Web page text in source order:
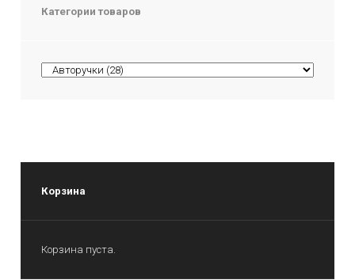
Категории товаров
Корзина
Корзина пуста.